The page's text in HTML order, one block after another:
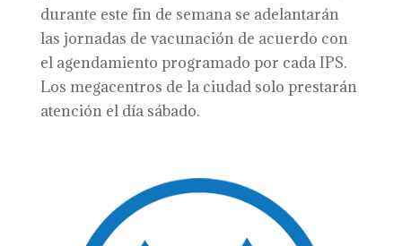
durante este fin de semana se adelantarán
las jornadas de vacunación de acuerdo con
el agendamiento programado por cada IPS.
Los megacentros de la ciudad solo prestarán
atención el día sábado.